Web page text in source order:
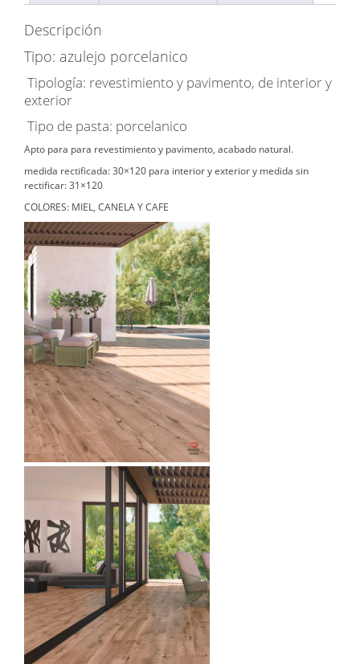
Descripción
Tipo: azulejo porcelanico
Tipología: revestimiento y pavimento, de interior y
exterior
Tipo de pasta: porcelanico
Apto para para revestimiento y pavimento, acabado natural.
medida rectificada: 30×120 para interior y exterior y medida sin
rectificar: 31×120
COLORES: MIEL, CANELA Y CAFE